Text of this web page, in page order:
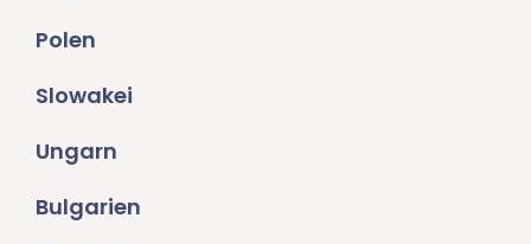
Polen
Slowakei
Ungarn
Bulgarien